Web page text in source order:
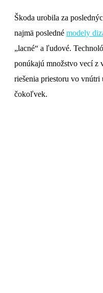
Škoda urobila za
najmä posledné modely
„lacné“ a ľudové.
ponúkajú množstvo vecí z
riešenia priestoru vo
čokoľvek.